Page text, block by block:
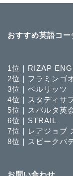
おすすめ英語コー
1位｜RIZAP
2位｜フラミンゴ
3位｜ベルリッツ
4位｜スタディサ
5位｜スパルタ英
6位｜STRAIL
7位｜レアジョブ
8位｜スピークバ